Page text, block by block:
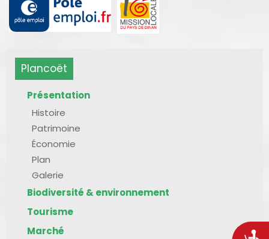
Plancoët
Présentation
Histoire
Patrimoine
Économie
Plan
Galerie
Biodiversité & environnement
Tourisme
Marché